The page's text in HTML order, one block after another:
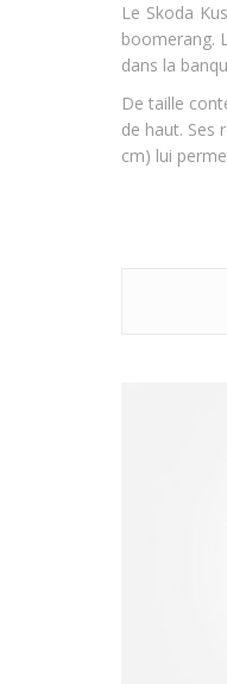
Le Skoda
boomerang.
dans la
De taille
de haut. Ses
cm) lui